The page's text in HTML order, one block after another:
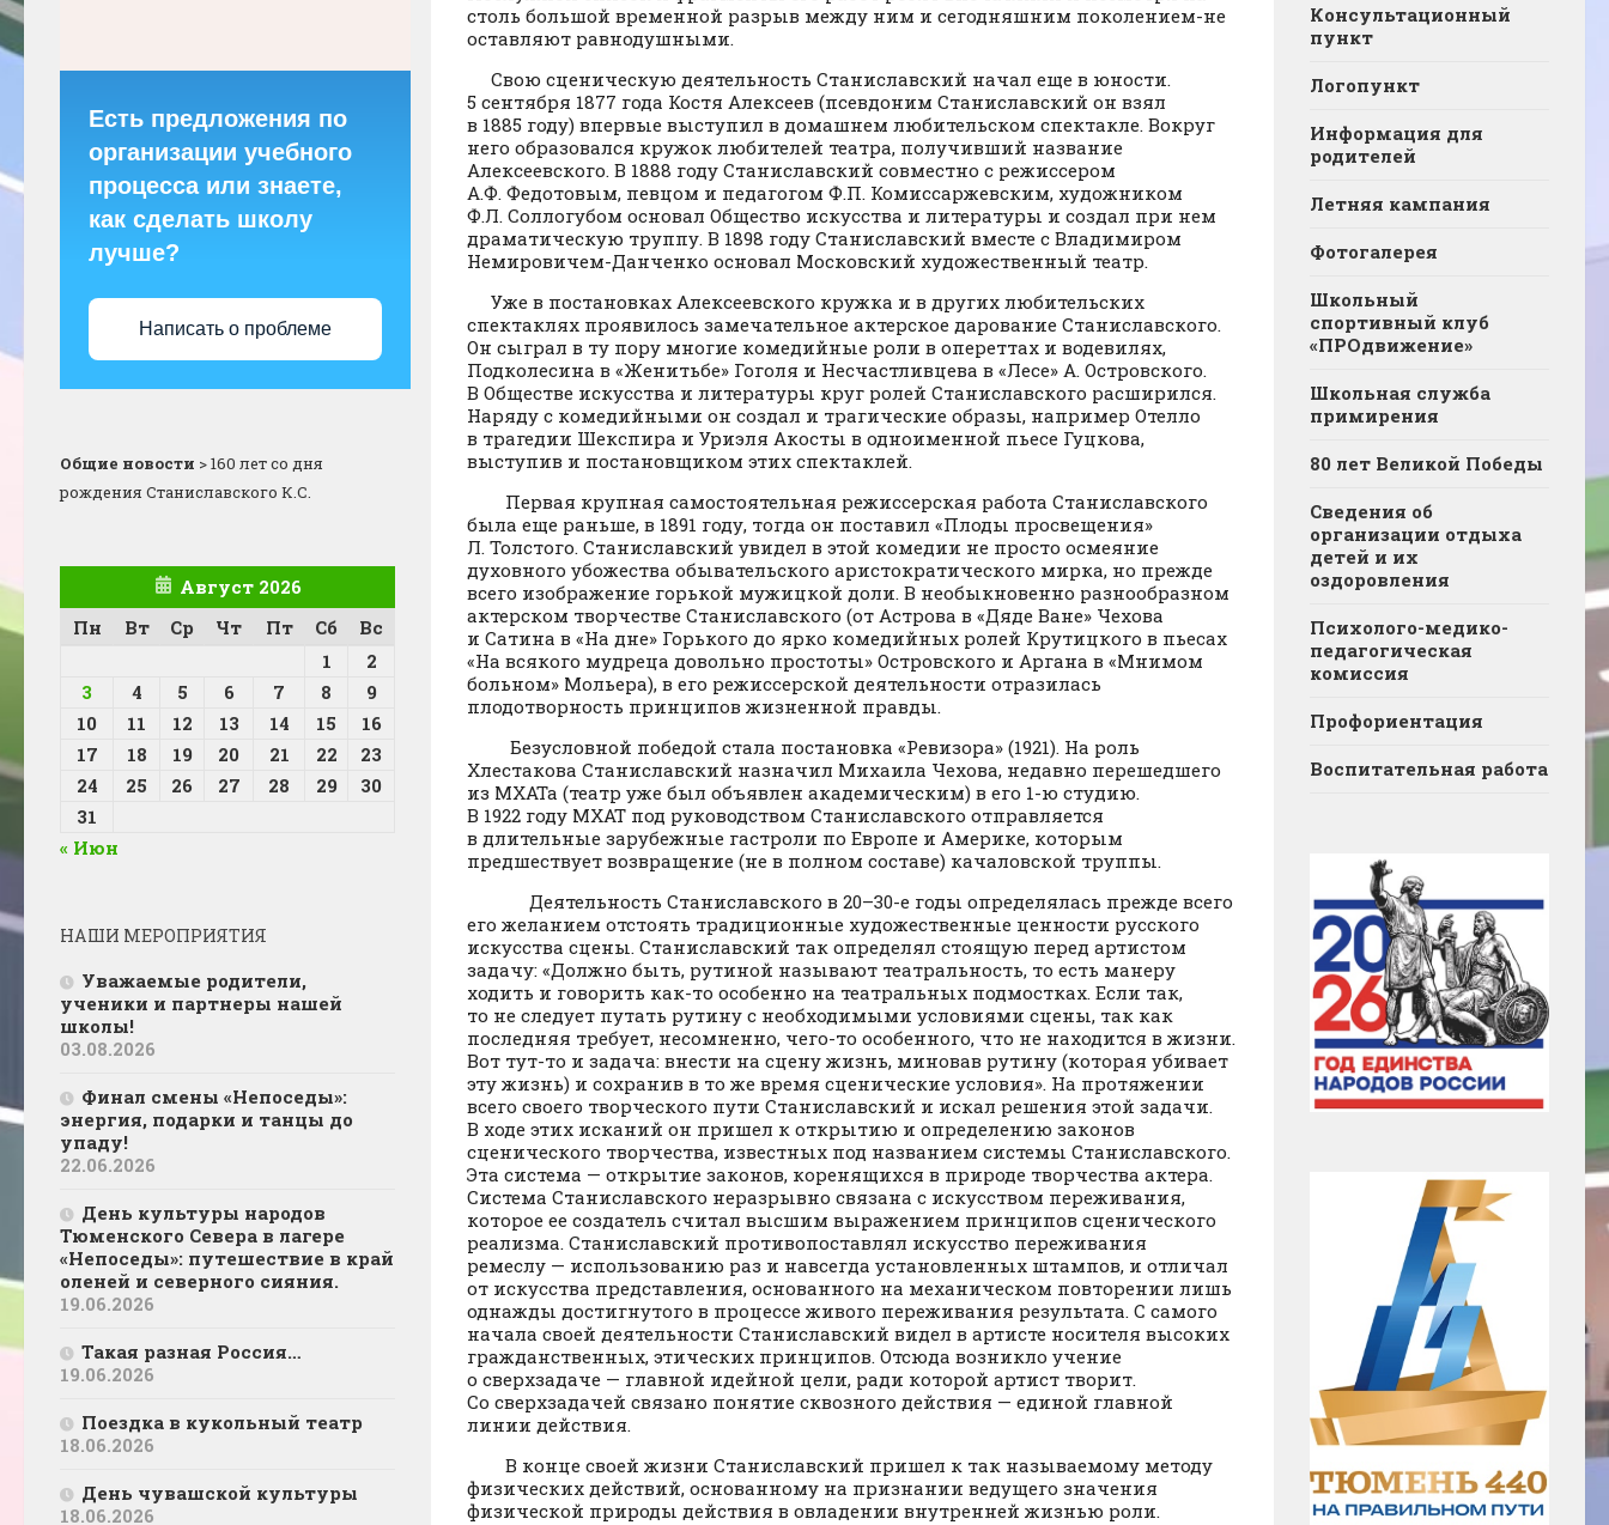
столь большой временной разрыв между ним и сегодняшним поколением-не
оставляют равнодушными.
Свою сценическую деятельность Станиславский начал еще в юности.
5 сентября 1877 года Костя Алексеев (псевдоним Станиславский он взял
в 1885 году) впервые выступил в домашнем любительском спектакле. Вокруг
него образовался кружок любителей театра, получивший название
Алексеевского. В 1888 году Станиславский совместно с режиссером
А.Ф. Федотовым, певцом и педагогом Ф.П. Комиссаржевским, художником
Ф.Л. Соллогубом основал Общество искусства и литературы и создал при нем
драматическую труппу. В 1898 году Станиславский вместе с Владимиром
Немировичем-Данченко основал Московский художественный театр.
Уже в постановках Алексеевского кружка и в других любительских
спектаклях проявилось замечательное актерское дарование Станиславского.
Он сыграл в ту пору многие комедийные роли в опереттах и водевилях,
Подколесина в «Женитьбе» Гоголя и Несчастливцева в «Лесе» А. Островского.
В Обществе искусства и литературы круг ролей Станиславского расширился.
Наряду с комедийными он создал и трагические образы, например Отелло
в трагедии Шекспира и Уриэля Акосты в одноименной пьесе Гуцкова,
выступив и постановщиком этих спектаклей.
Первая крупная самостоятельная режиссерская работа Станиславского
была еще раньше, в 1891 году, тогда он поставил «Плоды просвещения»
Л. Толстого. Станиславский увидел в этой комедии не просто осмеяние
духовного убожества обывательского аристократического мирка, но прежде
всего изображение горькой мужицкой доли. В необыкновенно разнообразном
актерском творчестве Станиславского (от Астрова в «Дяде Ване» Чехова
и Сатина в «На дне» Горького до ярко комедийных ролей Крутицкого в пьесах
«На всякого мудреца довольно простоты» Островского и Аргана в «Мнимом
больном» Мольера), в его режиссерской деятельности отразилась
плодотворность принципов жизненной правды.
Безусловной победой стала постановка «Ревизора» (1921). На роль
Хлестакова Станиславский назначил Михаила Чехова, недавно перешедшего
из МХАТа (театр уже был объявлен академическим) в его 1-ю студию.
В 1922 году МХАТ под руководством Станиславского отправляется
в длительные зарубежные гастроли по Европе и Америке, которым
предшествует возвращение (не в полном составе) качаловской труппы.
Деятельность Станиславского в 20–30-е годы определялась прежде всего
его желанием отстоять традиционные художественные ценности русского
искусства сцены. Станиславский так определял стоящую перед артистом
задачу: «Должно быть, рутиной называют театральность, то есть манеру
ходить и говорить как-то особенно на театральных подмостках. Если так,
то не следует путать рутину с необходимыми условиями сцены, так как
последняя требует, несомненно, чего-то особенного, что не находится в жизни.
Вот тут-то и задача: внести на сцену жизнь, миновав рутину (которая убивает
эту жизнь) и сохранив в то же время сценические условия». На протяжении
всего своего творческого пути Станиславский и искал решения этой задачи.
В ходе этих исканий он пришел к открытию и определению законов
сценического творчества, известных под названием системы Станиславского.
Эта система — открытие законов, коренящихся в природе творчества актера.
Система Станиславского неразрывно связана с искусством переживания,
которое ее создатель считал высшим выражением принципов сценического
реализма. Станиславский противопоставлял искусство переживания
ремеслу — использованию раз и навсегда установленных штампов, и отличал
от искусства представления, основанного на механическом повторении лишь
однажды достигнутого в процессе живого переживания результата. С самого
начала своей деятельности Станиславский видел в артисте носителя высоких
гражданственных, этических принципов. Отсюда возникло учение
о сверхзадаче — главной идейной цели, ради которой артист творит.
Со сверхзадачей связано понятие сквозного действия — единой главной
линии действия.
В конце своей жизни Станиславский пришел к так называемому методу
физических действий, основанному на признании ведущего значения
физической природы действия в овладении внутренней жизнью роли.
Есть предложения по
организации учебного
процесса или знаете,
как сделать школу
лучше?
Написать о проблеме
Общие новости >160 лет со дня
рождения Станиславского К.С.
Август 2026
Пн
Вт Ср Чт Пт Сб
Вс
1
2
3
4 5 6 7 8
9
10
11 12 13 14 15
16
17
18 19 20 21 22
23
24
25 26 27 28 29
30
31
« Июн
НАШИ МЕРОПРИЯТИЯ
Уважаемые родители,
ученики и партнеры нашей
школы!
03.08.2026
Финал смены «Непоседы»:
энергия, подарки и танцы до
упаду!
22.06.2026
День культуры народов
Тюменского Севера в лагере
«Непоседы»: путешествие в край
оленей и северного сияния.
19.06.2026
Такая разная Россия…
19.06.2026
Поездка в кукольный театр
18.06.2026
День чувашской культуры
18.06.2026
Консультационный
пункт
Логопункт
Информация для
родителей
Летняя кампания
Фотогалерея
Школьный
спортивный клуб
«ПРОдвижение»
Школьная служба
примирения
80 лет Великой Победы
Сведения об
организации отдыха
детей и их
оздоровления
Психолого-медико-
педагогическая
комиссия
Профориентация
Воспитательная работа